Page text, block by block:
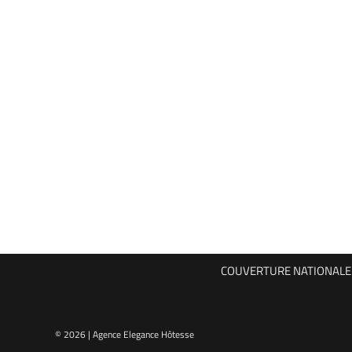
COUVERTURE
© 2026 | Agence Elegance Hôtesse